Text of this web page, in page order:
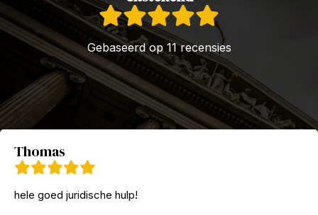
Gebaseerd op 11 recensies
Thomas
hele goed juridische hulp!